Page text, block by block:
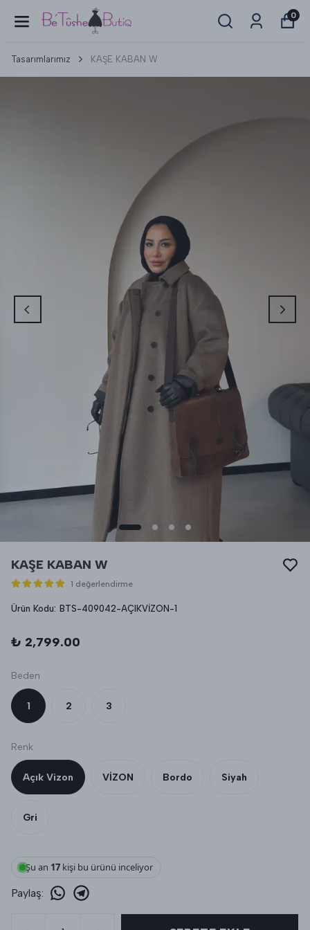
0
Tasarımlarımız KAŞE KABAN W
KAŞE KABAN W
1 değerlendirme
Ürün Kodu: BTS-409042-AÇIKVİZON-1
₺ 2,799.00
Beden
1 2 3
Renk
Açık Vizon VİZON Bordo Siyah
Gri
Şu an 17kişi bu ürünü inceliyor
Paylaş: